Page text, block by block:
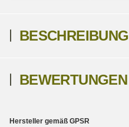
BESCHREIBUNG
BEWERTUNGEN
Hersteller gemäß GPSR